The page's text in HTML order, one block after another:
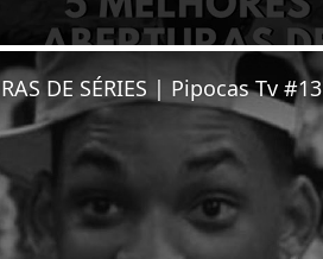
DE SÉRIES | Pipocas Tv #13